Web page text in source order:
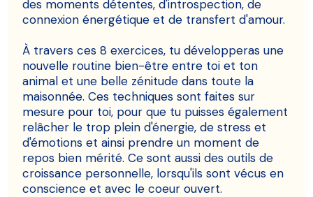
des moments détentes, d'introspection, de
connexion énergétique et de transfert d'amour.
À travers ces 8 exercices, tu développeras une
nouvelle routine bien-être entre toi et ton
animal et une belle zénitude dans toute la
maisonnée. Ces techniques sont faites sur
mesure pour toi, pour que tu puisses également
relâcher le trop plein d'énergie, de stress et
d'émotions et ainsi prendre un moment de
repos bien mérité. Ce sont aussi des outils de
croissance personnelle, lorsqu'ils sont vécus en
conscience et avec le coeur ouvert.